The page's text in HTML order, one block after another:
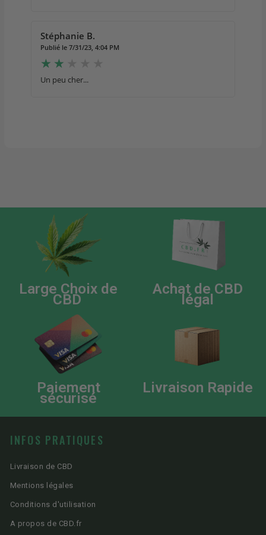
Stéphanie B.
Publié le 7/31/23, 4:04 PM
Un peu cher...
Large Choix de
CBD
Achat de CBD
légal
Paiement
sécurisé
Livraison Rapide
INFOS PRATIQUES
Livraison de CBD
Mentions légales
Conditions d'utilisation
A propos de CBD.fr